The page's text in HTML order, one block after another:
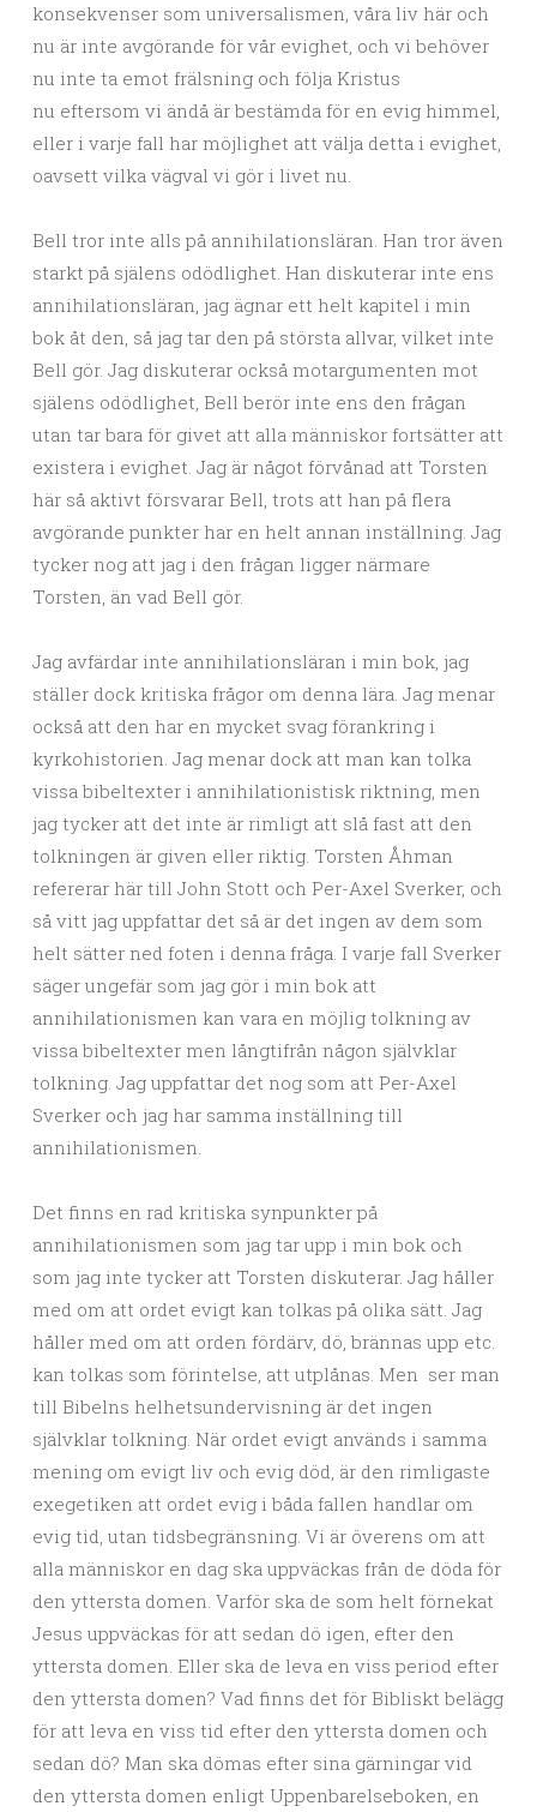
konsekvenser som universalismen, våra liv här och
nu är inte avgörande för vår evighet, och vi behöver
nu inte ta emot frälsning och följa Kristus
nu eftersom vi ändå är bestämda för en evig himmel,
eller i varje fall har möjlighet att välja detta i evighet,
oavsett vilka vägval vi gör i livet nu.
Bell tror inte alls på annihilationsläran. Han tror även
starkt på själens odödlighet. Han diskuterar inte ens
annihilationsläran, jag ägnar ett helt kapitel i min
bok åt den, så jag tar den på största allvar, vilket inte
Bell gör. Jag diskuterar också motargumenten mot
själens odödlighet, Bell berör inte ens den frågan
utan tar bara för givet att alla människor fortsätter att
existera i evighet. Jag är något förvånad att Torsten
här så aktivt försvarar Bell, trots att han på flera
avgörande punkter har en helt annan inställning. Jag
tycker nog att jag i den frågan ligger närmare
Torsten, än vad Bell gör.
Jag avfärdar inte annihilationsläran i min bok, jag
ställer dock kritiska frågor om denna lära. Jag menar
också att den har en mycket svag förankring i
kyrkohistorien. Jag menar dock att man kan tolka
vissa bibeltexter i annihilationistisk riktning, men
jag tycker att det inte är rimligt att slå fast att den
tolkningen är given eller riktig. Torsten Åhman
refererar här till John Stott och Per-Axel Sverker, och
så vitt jag uppfattar det så är det ingen av dem som
helt sätter ned foten i denna fråga. I varje fall Sverker
säger ungefär som jag gör i min bok att
annihilationismen kan vara en möjlig tolkning av
vissa bibeltexter men långtifrån någon självklar
tolkning. Jag uppfattar det nog som att Per-Axel
Sverker och jag har samma inställning till
annihilationismen.
Det finns en rad kritiska synpunkter på
annihilationismen som jag tar upp i min bok och
som jag inte tycker att Torsten diskuterar. Jag håller
med om att ordet evigt kan tolkas på olika sätt. Jag
håller med om att orden fördärv, dö, brännas upp etc.
kan tolkas som förintelse, att utplånas. Men ser man
till Bibelns helhetsundervisning är det ingen
självklar tolkning. När ordet evigt används i samma
mening om evigt liv och evig död, är den rimligaste
exegetiken att ordet evig i båda fallen handlar om
evig tid, utan tidsbegränsning. Vi är överens om att
alla människor en dag ska uppväckas från de döda för
den yttersta domen. Varför ska de som helt förnekat
Jesus uppväckas för att sedan dö igen, efter den
yttersta domen. Eller ska de leva en viss period efter
den yttersta domen? Vad finns det för Bibliskt belägg
för att leva en viss tid efter den yttersta domen och
sedan dö? Man ska dömas efter sina gärningar vid
den yttersta domen enligt Uppenbarelseboken, en